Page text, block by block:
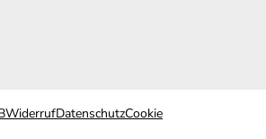
WiderrufDatenschutzCookie